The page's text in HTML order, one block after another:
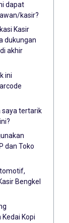
dapat
kasir?
Kasir
dukungan
akhir
ini
saya tertarik
dan Toko
Bengkel
Kopi